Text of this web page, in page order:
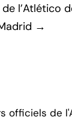
l’Atlético
→
officiels de